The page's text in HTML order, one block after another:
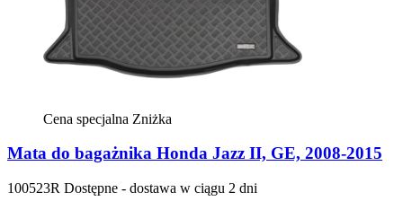
Cena specjalna Zniżka
Mata do bagażnika Honda Jazz II, GE, 2008-2015
100523R Dostępne - dostawa w ciągu 2 dni